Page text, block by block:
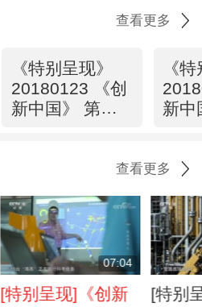
查看更多
《特别呈现》
20180123 《创
新中国》 第二
《
新中
查看更多
07:04
[特别呈现]《创新
[特别